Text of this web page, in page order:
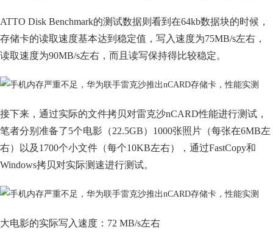
ATTO Disk Benchmark的测试数据则看到在64kb数据块的时候，
存储卡的读取速度基本达到稳定值，写入速度为75MB/s左右，
读取速度为90MB/s左右，而且读写保持得比较稳定。
接下来，通过实际的文件拷贝对雷克沙nCARD性能进行测试，
笔者分别准备了5个电影（22.5GB）1000张照片（每张在6MB左
右）以及1700个小文件（每个10KB左右），通过FastCopy和
Windows拷贝对实际测速进行测试。
大电影的实际写入速度：72 MB/s左右